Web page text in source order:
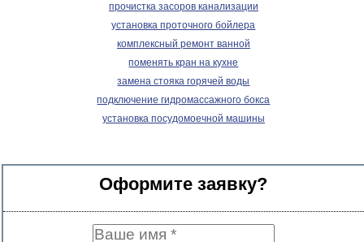
прочистка засоров канализации
установка проточного бойлера
комплексный ремонт ванной
поменять кран на кухне
замена стояка горячей воды
подключение гидромассажного бокса
установка посудомоечной машины
Оформите заявку?